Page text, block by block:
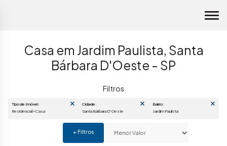
Casa em Jardim Paulista, Santa
Bárbara D'Oeste - SP
Santa Bárbara D'Oeste